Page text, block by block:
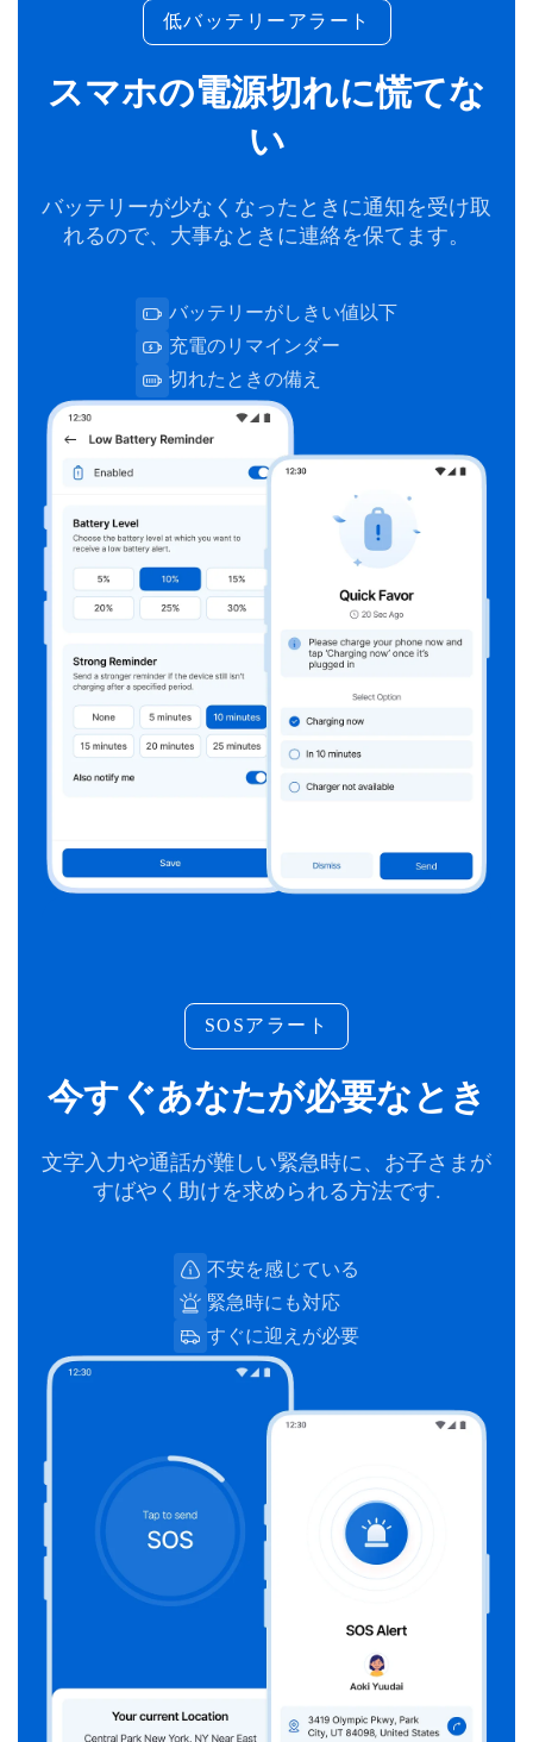
低バッテリーアラート
スマホの電源切れに慌てな
い
バッテリーが少なくなったときに通知を受け取
れるので、大事なときに連絡を保てます。
バッテリーがしきい値以下
充電のリマインダー
切れたときの備え
SOSアラート
今すぐあなたが必要なとき
文字入力や通話が難しい緊急時に、お子さまが
すばやく助けを求められる方法です.
不安を感じている
緊急時にも対応
すぐに迎えが必要